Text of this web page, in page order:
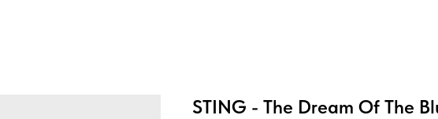
STING - The Dream Of The